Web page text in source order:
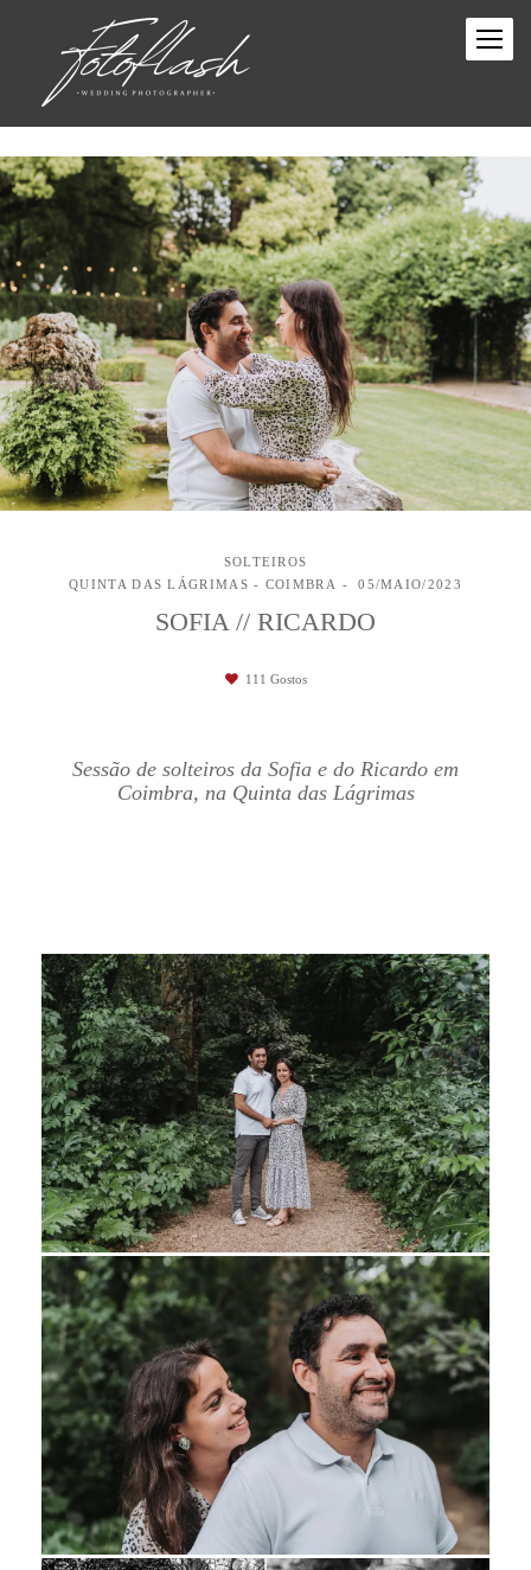
SOLTEIROS
QUINTA DAS LÁGRIMAS - COIMBRA
05/MAIO/2023
SOFIA // RICARDO
111 Gostos
Sessão de solteiros da Sofia e do Ricardo em
Coimbra, na Quinta das Lágrimas